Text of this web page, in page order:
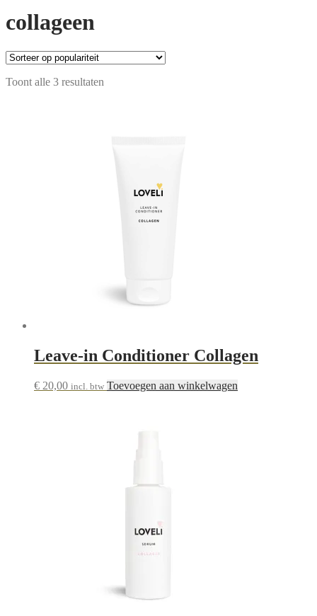
collageen
Toont alle 3 resultaten
Leave-in Conditioner Collagen
€ 20,00 incl. btw Toevoegen aan winkelwagen